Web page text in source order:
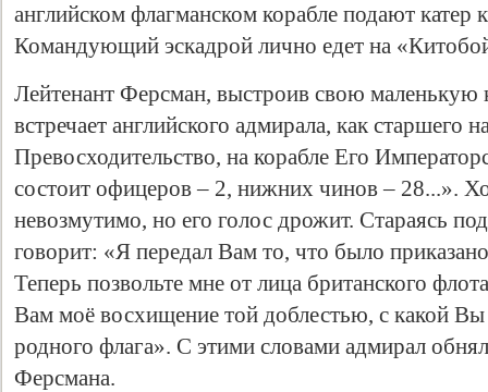
английском флагманском корабле подают катер
Командующий эскадрой лично едет на
Лейтенант Ферсман, выстроив свою маленькую
встречает английского адмирала, как старшего
Превосходительство, на корабле Его
состоит офицеров – 2, нижних чинов – 28...».
невозмутимо, но его голос дрожит. Стараясь
говорит: «Я передал Вам то, что было
Теперь позвольте мне от лица британского
Вам моё восхищение той доблестью, с какой Вы
родного флага». С этими словами адмирал
Ферсмана.
Свидетельство